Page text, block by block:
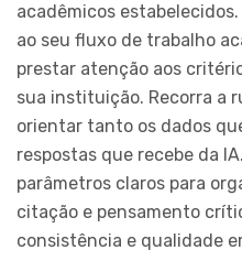
acadêmicos
ao seu fluxo de trabalho
prestar atenção aos
sua instituição. Recorra a
orientar tanto os dados
respostas que recebe da
parâmetros claros para
citação e pensamento
consistência e qualidade